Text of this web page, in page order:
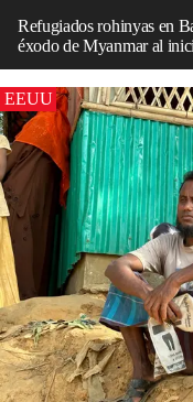
Refugiados rohinyas en
éxodo de Myanmar al
EEUU